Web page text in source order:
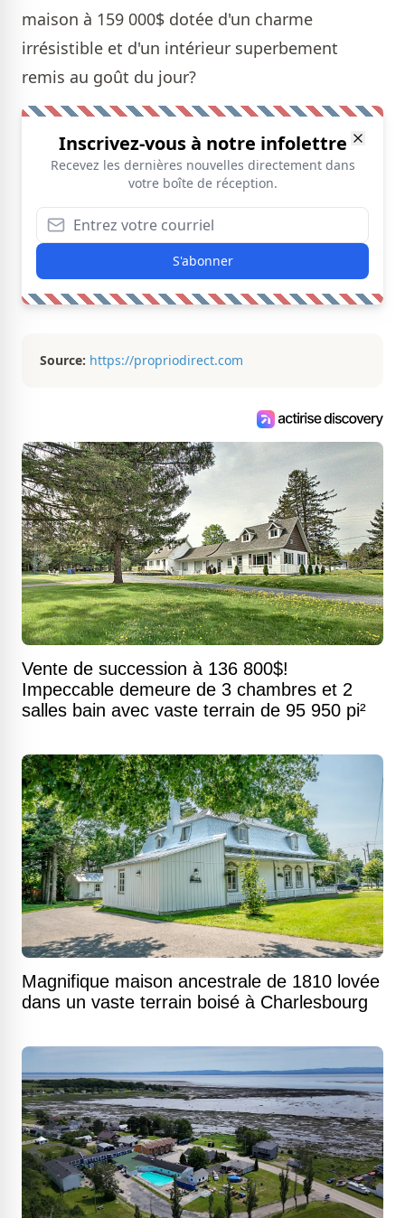
maison à 159 000$ dotée d'un charme
irrésistible et d'un intérieur superbement
remis au goût du jour?
Inscrivez-vous à notre infolettre
Recevez les dernières nouvelles directement dans
votre boîte de réception.
S'abonner
Source: https://propriodirect.com
Vente de succession à 136 800$!
Impeccable demeure de 3 chambres et 2
salles bain avec vaste terrain de 95 950 pi²
Magnifique maison ancestrale de 1810 lovée
dans un vaste terrain boisé à Charlesbourg